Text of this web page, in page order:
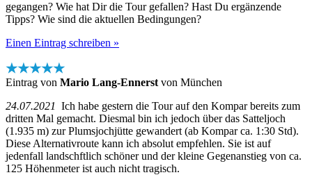
gegangen? Wie hat Dir die Tour gefallen? Hast Du ergänzende
Tipps? Wie sind die aktuellen Bedingungen?
Einen Eintrag schreiben »
★★★★★
Eintrag von Mario Lang-Ennerst von München
24.07.2021 Ich habe gestern die Tour auf den Kompar bereits zum
dritten Mal gemacht. Diesmal bin ich jedoch über das Satteljoch
(1.935 m) zur Plumsjochjütte gewandert (ab Kompar ca. 1:30 Std).
Diese Alternativroute kann ich absolut empfehlen. Sie ist auf
jedenfall landschftlich schöner und der kleine Gegenanstieg von ca.
125 Höhenmeter ist auch nicht tragisch.